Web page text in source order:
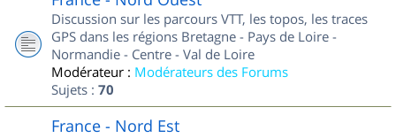
Discussion sur les parcours VTT, les topos, les traces
GPS dans les régions Bretagne - Pays de Loire -
Normandie - Centre - Val de Loire
Modérateur : Modérateurs des Forums
Sujets : 70
France - Nord Est